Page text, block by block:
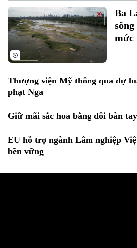
Theo dõi Hà Nội On
Ba
mức
Thượng viện Mỹ thông qua dự
phạt Nga
Giữ mãi sắc hoa bằng đôi bàn
EU hỗ trợ ngành Lâm nghiệp
bền vững